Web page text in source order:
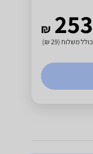
₪ 253
כולל משלוח (29 ₪)